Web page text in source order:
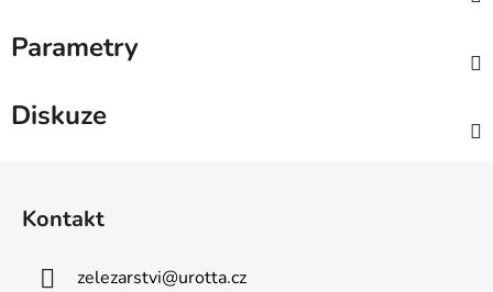
Parametry
Diskuze
Kontakt
zelezarstvi@urotta.cz